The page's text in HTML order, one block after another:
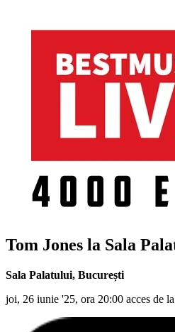
Tom Jones la Sala
Sala Palatului, București
joi, 26 iunie '25, ora 20:00 acces de